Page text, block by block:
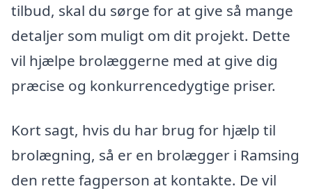
tilbud, skal du sørge for at give så mange
detaljer som muligt om dit projekt. Dette
vil hjælpe brolæggerne med at give dig
præcise og konkurrencedygtige priser.
Kort sagt, hvis du har brug for hjælp til
brolægning, så er en brolægger i Ramsing
den rette fagperson at kontakte. De vil